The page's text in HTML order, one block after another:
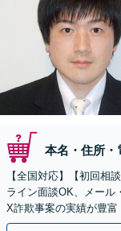
本名・住所・
【全国対応】【初回相
ライン面談OK、メール
X詐欺事案の実績が豊
さい。